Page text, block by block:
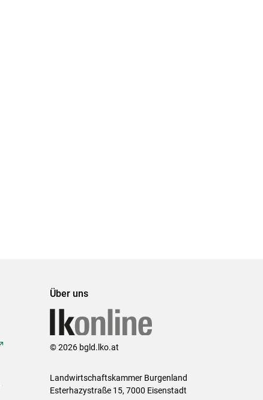
Über uns
© 2026 bgld.lko.at
Landwirtschaftskammer Burgenland
Esterhazystraße 15, 7000 Eisenstadt